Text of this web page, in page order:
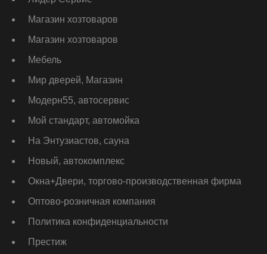
Магазин хозтоваров
Магазин хозтоваров
Мебель
Мир дверей, Магазин
Модерн55, автосервис
Мой стандарт, автомойка
На Энтузиастов, сауна
Новый, автокомплекс
Окна+Двери, торгово-производственная фирма
Оптово-розничная компания
Политика конфиденциальности
Престиж